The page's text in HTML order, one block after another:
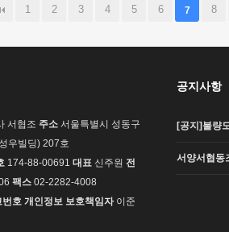
1 2 3 4 5 6 7 8
서협조 주소 서울특별시 성동구
우빌딩) 207호
174-88-00691 대표 신주원 전
팩스 02-2282-4008
번호 개인정보 보호책임자이준
공지사항
[공지]불량
서양서협동